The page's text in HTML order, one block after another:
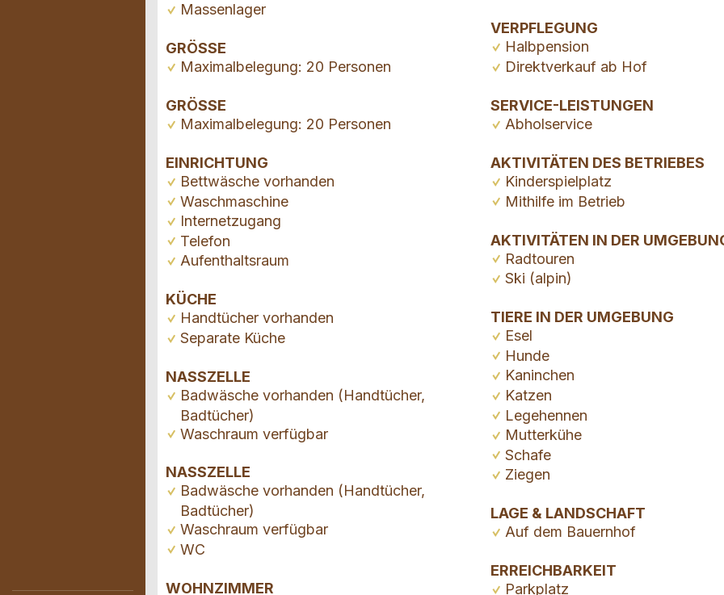
Massenlager
GRÖSSE
Maximalbelegung: 20 Personen
GRÖSSE
Maximalbelegung: 20 Personen
EINRICHTUNG
Bettwäsche vorhanden
Waschmaschine
Internetzugang
Telefon
Aufenthaltsraum
KÜCHE
Handtücher vorhanden
Separate Küche
NASSZELLE
Badwäsche vorhanden (Handtücher,
Badtücher)
Waschraum verfügbar
NASSZELLE
Badwäsche vorhanden (Handtücher,
Badtücher)
Waschraum verfügbar
WC
WOHNZIMMER
VERPFLEGUNG
Halbpension
Direktverkauf ab Hof
SERVICE-LEISTUNGEN
Abholservice
AKTIVITÄTEN DES BETRIEBES
Kinderspielplatz
Mithilfe im Betrieb
AKTIVITÄTEN IN DER
Radtouren
Ski (alpin)
TIERE IN DER UMGEBUNG
Esel
Hunde
Kaninchen
Katzen
Legehennen
Mutterkühe
Schafe
Ziegen
LAGE & LANDSCHAFT
Auf dem Bauernhof
ERREICHBARKEIT
Parkplatz